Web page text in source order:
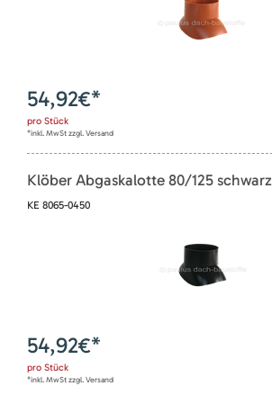
54,92€*
pro Stück
*inkl. MwSt zzgl. Versand
Klöber Abgaskalotte 80/125 schwarz
KE 8065-0450
54,92€*
pro Stück
*inkl. MwSt zzgl. Versand